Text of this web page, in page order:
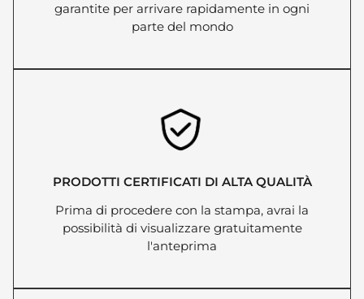
garantite per arrivare rapidamente in ogni
parte del mondo
PRODOTTI CERTIFICATI DI ALTA QUALITÀ
Prima di procedere con la stampa, avrai la
possibilità di visualizzare gratuitamente
l'anteprima